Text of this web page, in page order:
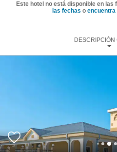
Este hotel no está disponible en
las fechas o encuentra
DESCRIPCIÓN